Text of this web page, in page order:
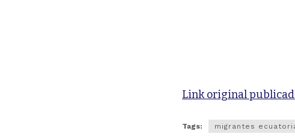
Link original
Tags: migrantes